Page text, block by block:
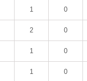
1 0
2 0
1 0
1 0